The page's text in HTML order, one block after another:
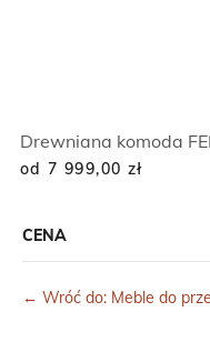
CENA
← Wróć do: Meble do
Drewniana komoda
od 7 999,00 zł